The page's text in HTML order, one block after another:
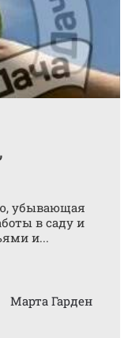
убывающая
в саду и
и...
Марта Гарден